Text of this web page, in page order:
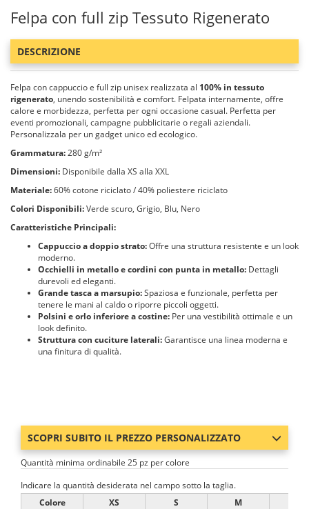
Felpa con full zip Tessuto Rigenerato
DESCRIZIONE
Felpa con cappuccio e full zip unisex realizzata al 100% in tessuto
rigenerato, unendo sostenibilità e comfort. Felpata internamente, offre
calore e morbidezza, perfetta per ogni occasione casual. Perfetta per
eventi promozionali, campagne pubblicitarie o regali aziendali.
Personalizzala per un gadget unico ed ecologico.
Grammatura:280 g/m²
Dimensioni: Disponibile dalla XS alla XXL
Materiale:60% cotone riciclato / 40% poliestere riciclato
Colori Disponibili:Verde scuro, Grigio, Blu, Nero
Caratteristiche Principali:
Cappuccio a doppio strato:Offre una struttura resistente e un look
moderno.
Occhielli in metallo e cordini con punta in metallo: Dettagli
durevoli ed eleganti.
Grande tasca a marsupio:Spaziosa e funzionale, perfetta per
tenere le mani al caldo o riporre piccoli oggetti.
Polsini e orlo inferiore a costine: Per una vestibilità ottimale e un
look definito.
Struttura con cuciture laterali:Garantisce una linea moderna e
una finitura di qualità.
SCOPRI SUBITO IL PREZZO PERSONALIZZATO
Quantità minima ordinabile 25 pz per colore
Indicare la quantità desiderata nel campo sotto la taglia.
Colore
XS S M